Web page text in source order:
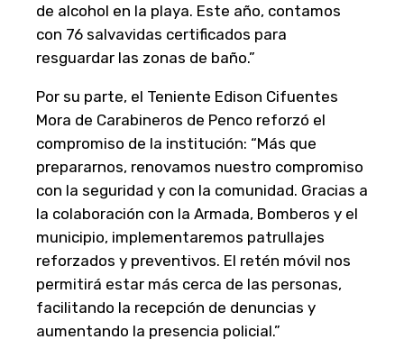
de alcohol en la playa. Este año, contamos
con 76 salvavidas certificados para
resguardar las zonas de baño.”
Por su parte, el Teniente Edison Cifuentes
Mora de Carabineros de Penco reforzó el
compromiso de la institución: “Más que
prepararnos, renovamos nuestro compromiso
con la seguridad y con la comunidad. Gracias a
la colaboración con la Armada, Bomberos y el
municipio, implementaremos patrullajes
reforzados y preventivos. El retén móvil nos
permitirá estar más cerca de las personas,
facilitando la recepción de denuncias y
aumentando la presencia policial.”